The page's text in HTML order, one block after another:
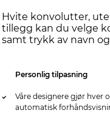
Hvite konvolutter,
tillegg kan du velge
samt trykk av navn
Personlig tilpasning
Våre designere gjør hver
automatisk